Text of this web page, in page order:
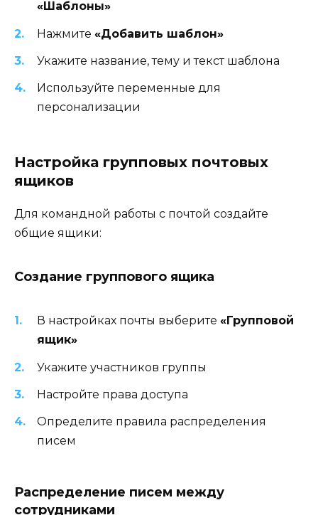
«Шаблоны»
Нажмите «Добавить шаблон»
Укажите название, тему и текст шаблона
Используйте переменные для
персонализации
Настройка групповых почтовых
ящиков
Для командной работы с почтой создайте
общие ящики:
Создание группового ящика
В настройках почты выберите «Групповой
ящик»
Укажите участников группы
Настройте права доступа
Определите правила распределения
писем
Распределение писем между
сотрудниками